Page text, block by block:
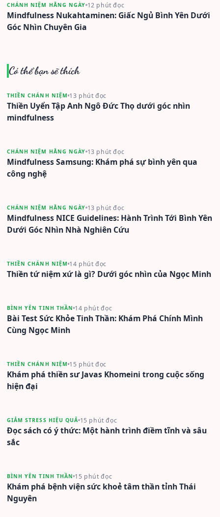
CHÁNH NIỆM HẰNG NGÀY 12 phút đọc
Mindfulness Nukahtaminen: Giấc Ngủ Bình Yên Dưới
Góc Nhìn Chuyên Gia
Có thể bạn sẽ thích
THIỀN CHÁNH NIỆM 13 phút đọc
Thiền Uyển Tập Anh Ngô Đức Thọ dưới góc nhìn
mindfulness
CHÁNH NIỆM HẰNG NGÀY 13 phút đọc
Mindfulness Samsung: Khám phá sự bình yên qua
công nghệ
CHÁNH NIỆM HẰNG NGÀY 13 phút đọc
Mindfulness NICE Guidelines: Hành Trình Tới Bình Yên
Dưới Góc Nhìn Nhà Nghiên Cứu
THIỀN CHÁNH NIỆM 14 phút đọc
Thiền tứ niệm xứ là gì? Dưới góc nhìn của Ngọc Minh
BÌNH YÊN TINH THẦN 14 phút đọc
Bài Test Sức Khỏe Tinh Thần: Khám Phá Chính Mình
Cùng Ngọc Minh
THIỀN CHÁNH NIỆM 15 phút đọc
Khám phá thiền sư Javas Khomeini trong cuộc sống
hiện đại
GIẢM STRESS HIỆU QUẢ 15 phút đọc
Đọc sách có ý thức: Một hành trình điềm tĩnh và sâu
sắc
BÌNH YÊN TINH THẦN 15 phút đọc
Khám phá bệnh viện sức khoẻ tâm thần tỉnh Thái
Nguyên